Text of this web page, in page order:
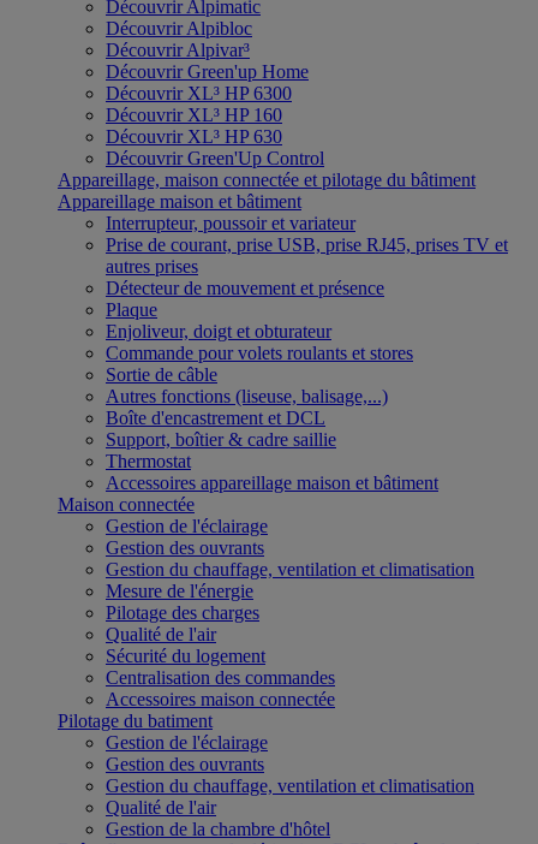
Découvrir Alpimatic
Découvrir Alpibloc
Découvrir Alpivar³
Découvrir Green'up Home
Découvrir XL³ HP 6300
Découvrir XL³ HP 160
Découvrir XL³ HP 630
Découvrir Green'Up Control
Appareillage, maison connectée et pilotage du bâtiment
Appareillage maison et bâtiment
Interrupteur, poussoir et variateur
Prise de courant, prise USB, prise RJ45, prises TV et
autres prises
Détecteur de mouvement et présence
Plaque
Enjoliveur, doigt et obturateur
Commande pour volets roulants et stores
Sortie de câble
Autres fonctions (liseuse, balisage,...)
Boîte d'encastrement et DCL
Support, boîtier & cadre saillie
Thermostat
Accessoires appareillage maison et bâtiment
Maison connectée
Gestion de l'éclairage
Gestion des ouvrants
Gestion du chauffage, ventilation et climatisation
Mesure de l'énergie
Pilotage des charges
Qualité de l'air
Sécurité du logement
Centralisation des commandes
Accessoires maison connectée
Pilotage du batiment
Gestion de l'éclairage
Gestion des ouvrants
Gestion du chauffage, ventilation et climatisation
Qualité de l'air
Gestion de la chambre d'hôtel